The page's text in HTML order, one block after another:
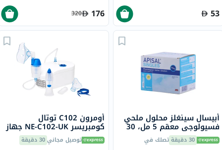
53
176
320
أبيسال سينغلز محلول ملحي
فسيولوجي معقم 5 مل، 30
قرص 30 دقيقة تصلك في
أومرون C102 توتال
كومبريسر NE-C102-UK جهاز
استنشاق 2 في 1 مع غسول
أنفي توصيل مجاني30 دقيقة